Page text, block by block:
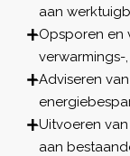
aan
Opsporen en
verwarmings-
Adviseren
Uitvoeren
aan